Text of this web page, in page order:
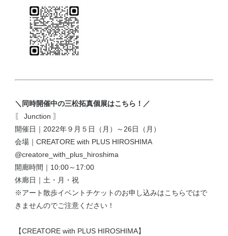
＼同時開催中の三松拓真個展はこちら！／
〖 Junction 〗
開催日｜2022年９月５日（月）～26日（月）
会場｜CREATORE with PLUS HIROSHIMA
@creatore_with_plus_hiroshima
開廊時間｜10:00～17:00
休廊日｜土・月・祝
※アート散歩イベントチケットのお申し込みはこちらではで
きませんのでご注意ください！
【CREATORE with PLUS HIROSHIMA】